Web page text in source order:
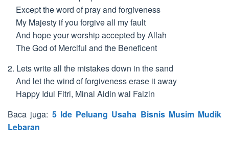
Except the word of pray and forgiveness
My Majesty if you forgive all my fault
And hope your worship accepted by Allah
The God of Merciful and the Beneficent
2. Lets write all the mistakes down in the sand
And let the wind of forgiveness erase it away
Happy Idul Fitri, Minal Aidin wal Faizin
Baca juga: 5 Ide Peluang Usaha Bisnis Musim Mudik
Lebaran